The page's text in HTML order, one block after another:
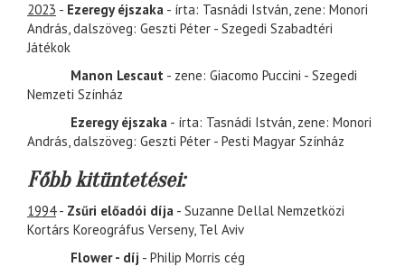
2023 - Ezeregy éjszaka - írta: Tasnádi István, zene: Monori
András, dalszöveg: Geszti Péter - Szegedi Szabadtéri
Játékok
Manon Lescaut - zene: Giacomo Puccini - Szegedi
Nemzeti Színház
Ezeregy éjszaka - írta: Tasnádi István, zene: Monori
András, dalszöveg: Geszti Péter - Pesti Magyar Színház
Főbb kitüntetései:
1994- Zsűri előadói díja - Suzanne Dellal Nemzetközi
Kortárs Koreográfus Verseny, Tel Aviv
Flower - díj - Philip Morris cég